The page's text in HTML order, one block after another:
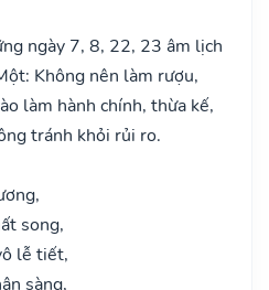
ngày 7, 8, 22, 23 âm lịch
Không nên làm rượu,
làm hành chính, thừa kế,
tránh khỏi rủi ro.
song,
lễ tiết,
sàng,